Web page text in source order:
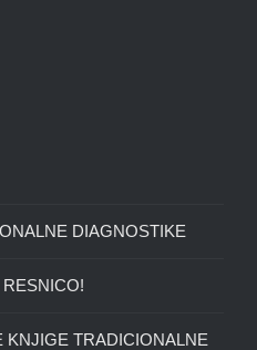
DIAGNOSTIKE
KNJIGE TRADICIONALNE